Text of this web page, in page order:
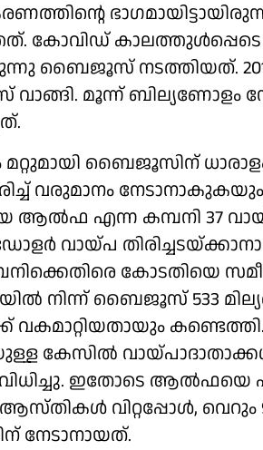
കോവിഡ്
ബൈജൂസ് നടത്തിയത്.
മൂന്ന് ബില്യണോളം
ബൈജൂസിന്
വരുമാനം
ആല്‍ഫ എന്ന കമ്പനി 37
വായ്പ
കോടതിയെ
നിന്ന് ബൈജൂസ് 533
കേസില്‍
ഇതോടെ ആല്‍ഫയെ
ആസ്തികള്‍ വിറ്റപ്പോള്‍,
നേടാനായത്.